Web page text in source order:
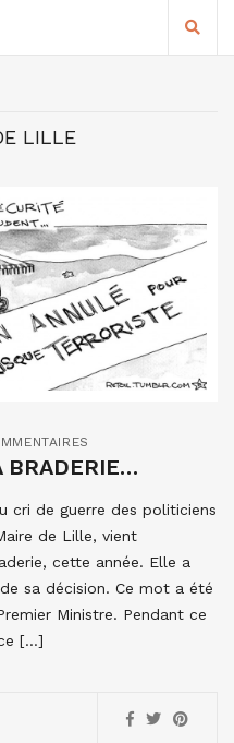
LILLE
BRADERIE…
cri de guerre des politiciens
de Lille, vient
cette année. Elle a
sa décision. Ce mot a été
Ministre. Pendant ce
[…]